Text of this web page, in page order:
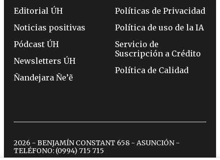
Editorial ÚH
Noticias positivas
Pódcast ÚH
Newsletters ÚH
Ñandejara Ñe’ẽ
Políticas de Privacidad
Política de uso de la IA
Servicio de
Suscripción a Crédito
Política de Calidad
2026 - BENJAMÍN CONSTANT 658 - ASUNCIÓN -
TELÉFONO: (0994) 715 715